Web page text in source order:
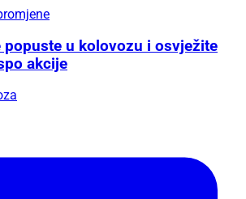
u kolovozu i osvježite
akcije